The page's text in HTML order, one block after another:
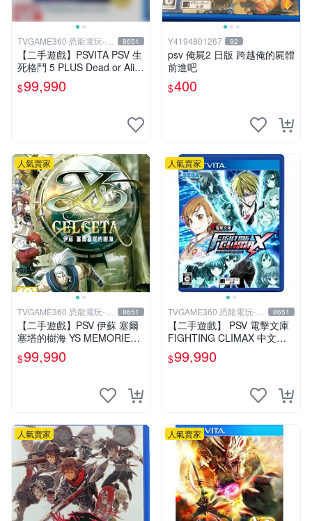
TVGAME360 恐龍電玩-台
中店
8651
【二手遊戲】PSVITA PSV 生
死格鬥 5 PLUS Dead or Aliv
e 5 Plus 中文【台中恐龍電
玩】
$99,990
Y4194801267 92
psv 俺屍2 日版 跨越俺的屍體
前進吧
$400
人氣賣家
TVGAME360 恐龍電玩-台
中店
8651
【二手遊戲】PSV 伊蘇 塞爾
塞塔的樹海 YS MEMORIES
OF CELCETA 中文版【台中
恐龍電玩】
$99,990
人氣賣家
TVGAME360 恐龍電玩-台
中店
8651
【二手遊戲】 PSV 電擊文庫
FIGHTING CLIMAX 中文版
【台中恐龍電玩】
$99,990
人氣賣家 人氣賣家